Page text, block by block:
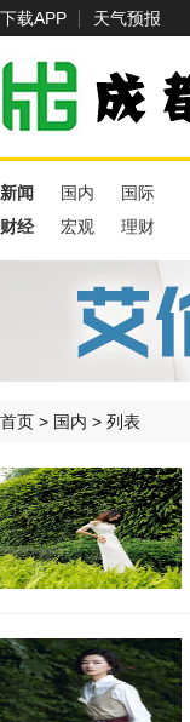
下载APP 天气预报
新闻 国内
国际
财经
宏观 理财
首页 > 国内 > 列表